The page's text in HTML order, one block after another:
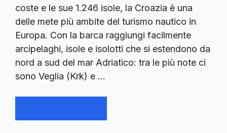
coste e le sue 1.246 isole, la Croazia è una
delle mete più ambite del turismo nautico in
Europa. Con la barca raggiungi facilmente
arcipelaghi, isole e isolotti che si estendono da
nord a sud del mar Adriatico: tra le più note ci
sono Veglia (Krk) e …